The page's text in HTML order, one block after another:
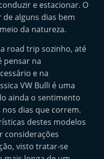
e estacionar. O
alguns dias bem
da natureza.
road trip sozinho, até
pensar na
e na
VW Bulli é uma
ainda o sentimento
dias que correm.
destes modelos
considerações
visto tratar-se